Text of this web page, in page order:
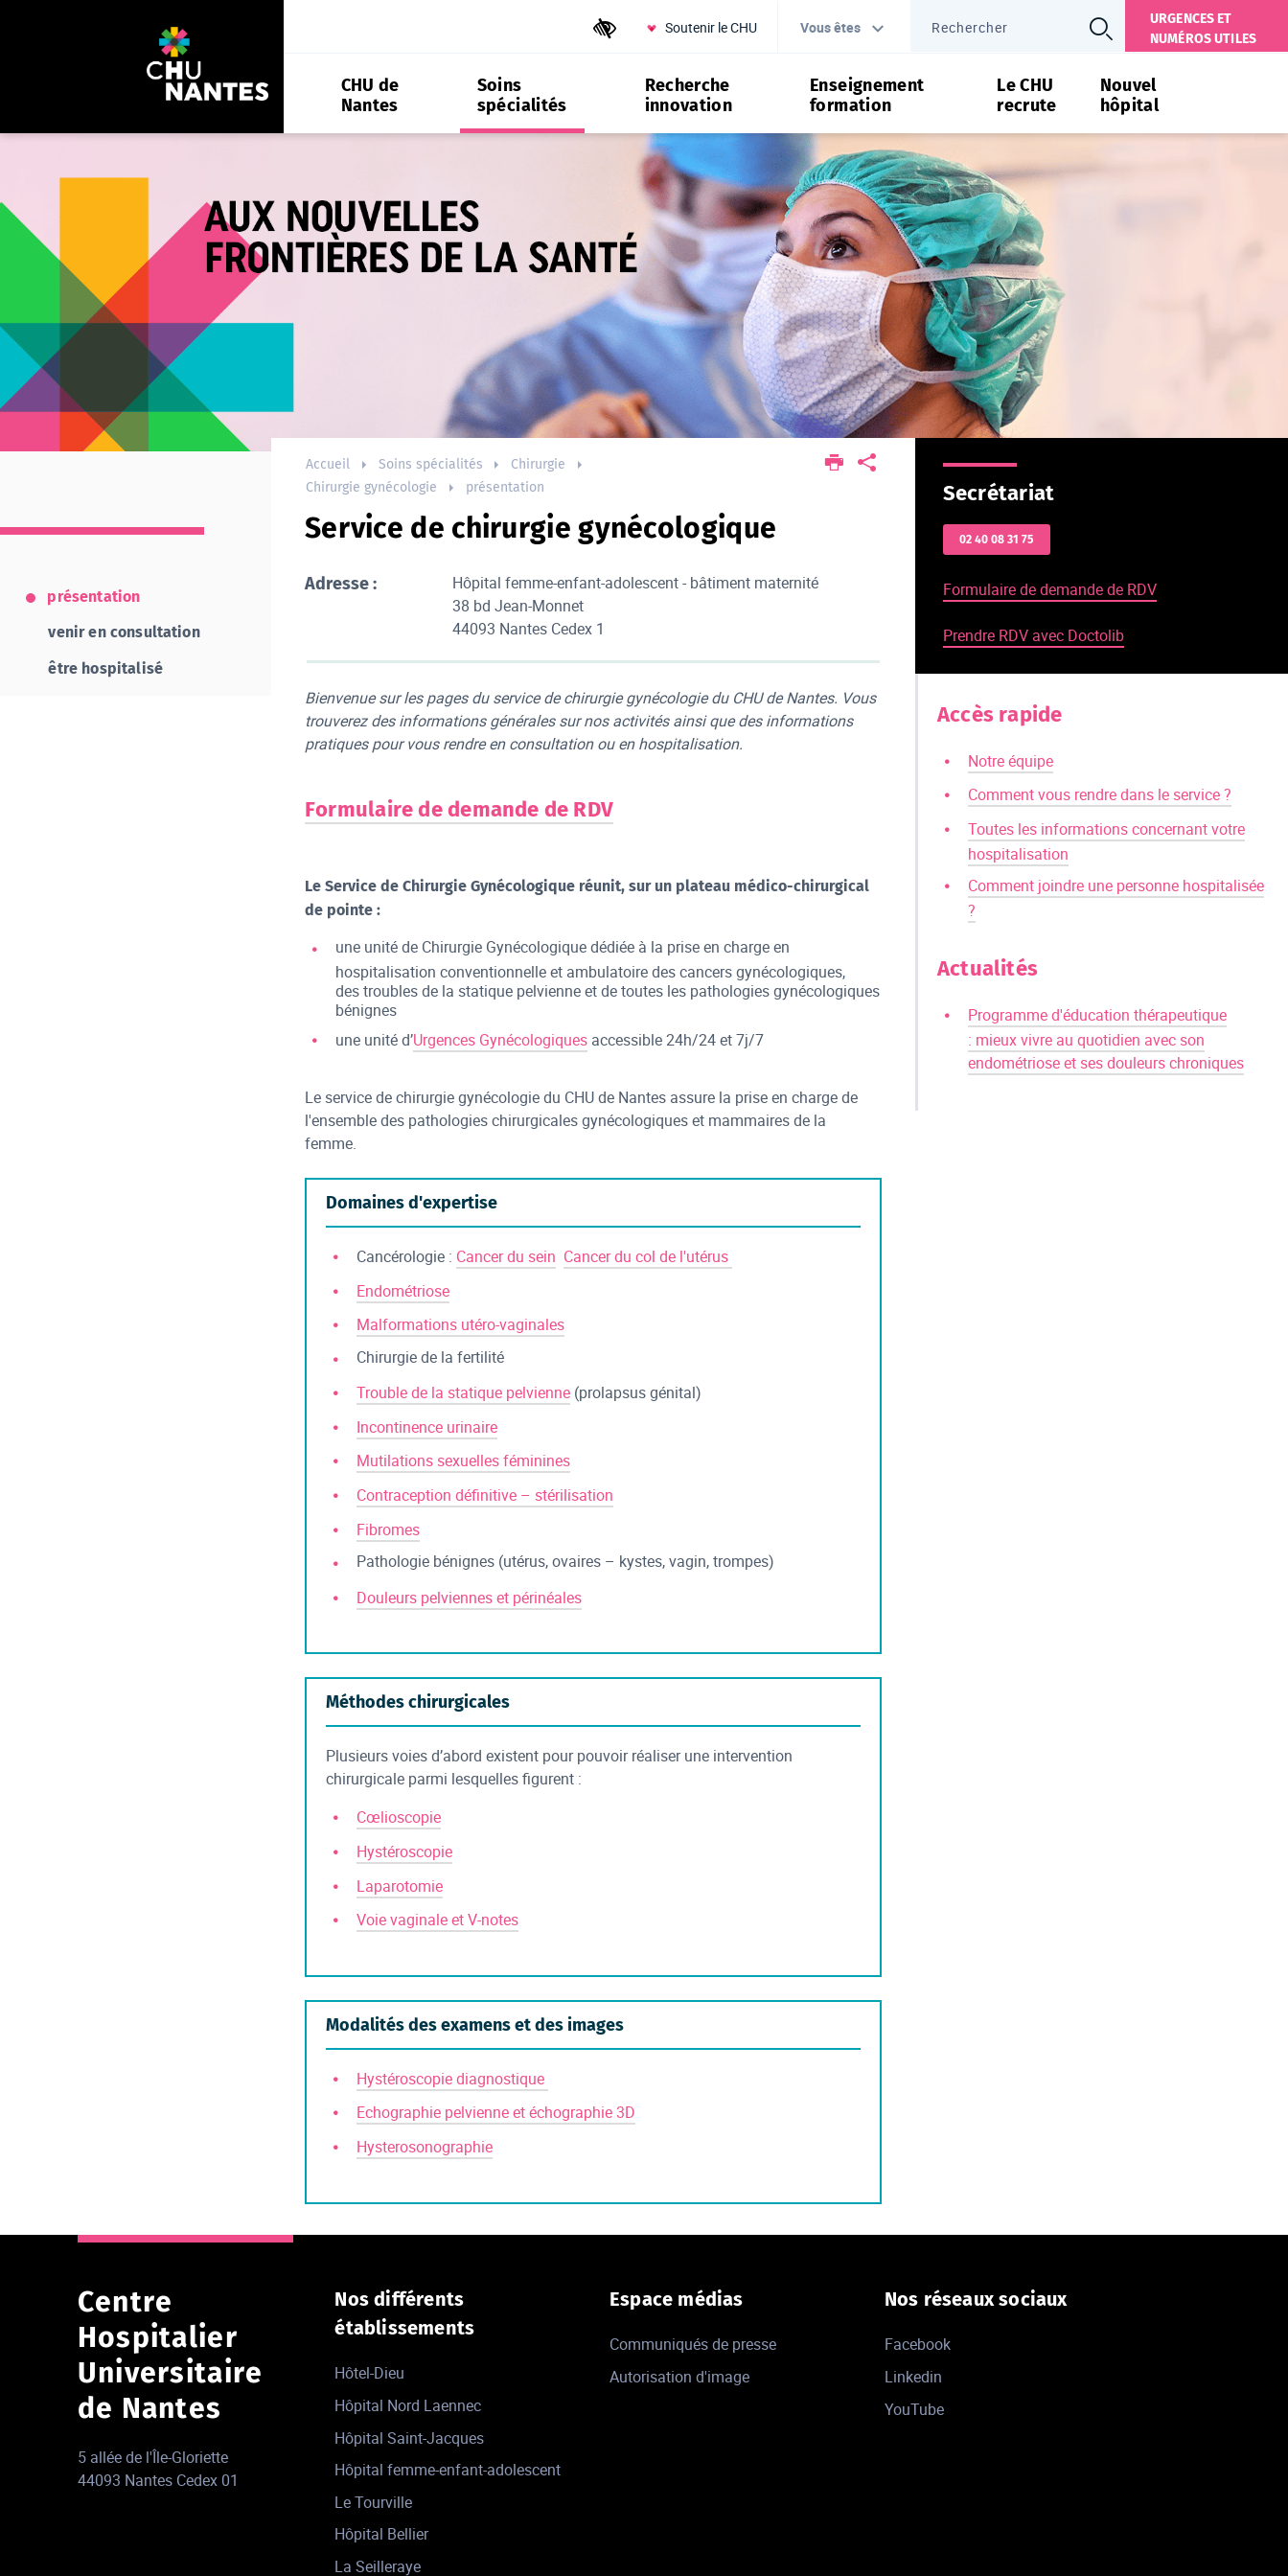
Outils d'accessibilité
Soutenir le CHU Vous êtes
URGENCES ET
NUMÉROS UTILES
CHU de
Nantes
Soins
spécialités
Recherche
innovation
Enseignement
formation
Le CHU
recrute
Nouvel
hôpital
Accueil Soins spécialités
Chirurgie
Chirurgie gynécologie
présentation
Service de chirurgie gynécologique
Adresse :
Hôpital femme-enfant-adolescent - bâtiment maternité
38 bd Jean-Monnet
44093 Nantes Cedex 1
Bienvenue sur les pages du service de chirurgie gynécologie du CHU de Nantes. Vous
trouverez des informations générales sur nos activités ainsi que des informations
pratiques pour vous rendre en consultation ou en hospitalisation.
Formulaire de demande de RDV
Le Service de Chirurgie Gynécologique réunit, sur un plateau médico-chirurgical
de pointe :
une unité de Chirurgie Gynécologique dédiée à la prise en charge en
hospitalisation conventionnelle et ambulatoire des cancers gynécologiques,
des troubles de la statique pelvienne et de toutes les pathologies gynécologiques
bénignes
une unité d’Urgences Gynécologiquesaccessible 24h/24 et 7j/7
Le service de chirurgie gynécologie du CHU de Nantes assure la prise en charge de
l'ensemble des pathologies chirurgicales gynécologiques et mammaires de la
femme.
Domaines d'expertise
Cancérologie : Cancer du sein Cancer du col de l'utérus
Endométriose
Malformations utéro-vaginales
Chirurgie de la fertilité
Trouble de la statique pelvienne(prolapsus génital)
Incontinence urinaire
Mutilations sexuelles féminines
Contraception définitive – stérilisation
Fibromes
Pathologie bénignes (utérus, ovaires – kystes, vagin, trompes)
Douleurs pelviennes et périnéales
Méthodes chirurgicales
Plusieurs voies d’abord existent pour pouvoir réaliser une intervention
chirurgicale parmi lesquelles figurent :
Cœlioscopie
Hystéroscopie
Laparotomie
Voie vaginale et V-notes
Modalités des examens et des images
Hystéroscopie diagnostique
Echographie pelvienne et échographie 3D
Hysterosonographie
Secrétariat
02 40 08 31 75
Formulaire de demande de RDV
Prendre RDV avec Doctolib
Accès rapide
Notre équipe
Comment vous rendre dans le service ?
Toutes les informations concernant votre
hospitalisation
Comment joindre une personne hospitalisée
?
Actualités
Programme d'éducation thérapeutique
: mieux vivre au quotidien avec son
endométriose et ses douleurs chroniques
présentation
venir en consultation
être hospitalisé
Centre
Hospitalier
Universitaire
de Nantes
5 allée de l'Île-Gloriette
44093 Nantes Cedex 01
Nos différents
établissements
Hôtel-Dieu
Hôpital Nord Laennec
Hôpital Saint-Jacques
Hôpital femme-enfant-adolescent
Le Tourville
Hôpital Bellier
La Seilleraye
Espace médias
Communiqués de presse
Autorisation d'image
Nos réseaux sociaux
Facebook
Linkedin
YouTube